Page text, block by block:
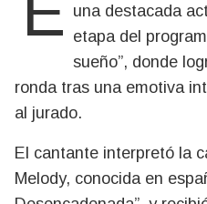
una destacada
etapa del
sueño”, donde
ronda tras una emotiva
al jurado.
El cantante interpretó la
Melody, conocida en